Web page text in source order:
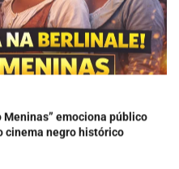
emociona público
cinema negro histórico